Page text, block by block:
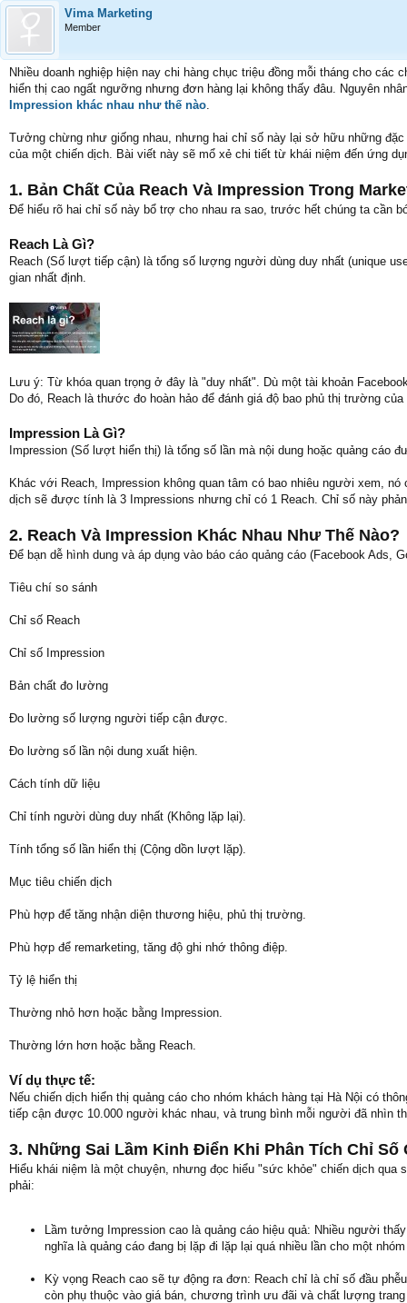
Vima Marketing
Member
Nhiều doanh nghiệp hiện nay chi hàng chục triệu đồng mỗi tháng cho
hiển thị cao ngất ngưỡng nhưng đơn hàng lại không thấy đâu. Nguyên
Impression khác nhau như thế nào.
Tưởng chừng như giống nhau, nhưng hai chỉ số này lại sở hữu những
của một chiến dịch. Bài viết này sẽ mổ xẻ chi tiết từ khái niệm đến ứng
1. Bản Chất Của Reach Và Impression Trong
Để hiểu rõ hai chỉ số này bổ trợ cho nhau ra sao, trước hết chúng ta cần
Reach Là Gì?
Reach (Số lượt tiếp cận) là tổng số lượng người dùng duy nhất (unique
gian nhất định.
Lưu ý: Từ khóa quan trọng ở đây là "duy nhất". Dù một tài khoản
Do đó, Reach là thước đo hoàn hảo để đánh giá độ bao phủ thị trường
Impression Là Gì?
Impression (Số lượt hiển thị) là tổng số lần mà nội dung hoặc quảng cáo
Khác với Reach, Impression không quan tâm có bao nhiêu người xem,
dịch sẽ được tính là 3 Impressions nhưng chỉ có 1 Reach. Chỉ số này
2. Reach Và Impression Khác Nhau Như Thế Nào?
Để bạn dễ hình dung và áp dụng vào báo cáo quảng cáo (Facebook Ads,
Tiêu chí so sánh
Chỉ số Reach
Chỉ số Impression
Bản chất đo lường
Đo lường số lượng người tiếp cận được.
Đo lường số lần nội dung xuất hiện.
Cách tính dữ liệu
Chỉ tính người dùng duy nhất (Không lặp lại).
Tính tổng số lần hiển thị (Cộng dồn lượt lặp).
Mục tiêu chiến dịch
Phù hợp để tăng nhận diện thương hiệu, phủ thị trường.
Phù hợp để remarketing, tăng độ ghi nhớ thông điệp.
Tỷ lệ hiển thị
Thường nhỏ hơn hoặc bằng Impression.
Thường lớn hơn hoặc bằng Reach.
Ví dụ thực tế:
Nếu chiến dịch hiển thị quảng cáo cho nhóm khách hàng tại Hà Nội có
tiếp cận được 10.000 người khác nhau, và trung bình mỗi người đã nhìn
3. Những Sai Lầm Kinh Điển Khi Phân Tích Chỉ Số
Hiểu khái niệm là một chuyện, nhưng đọc hiểu "sức khỏe" chiến dịch
phải:
Lầm tưởng Impression cao là quảng cáo hiệu quả: Nhiều người
nghĩa là quảng cáo đang bị lặp đi lặp lại quá nhiều lần cho một
Kỳ vọng Reach cao sẽ tự động ra đơn: Reach chỉ là chỉ số đầu
còn phụ thuộc vào giá bán, chương trình ưu đãi và chất lượng